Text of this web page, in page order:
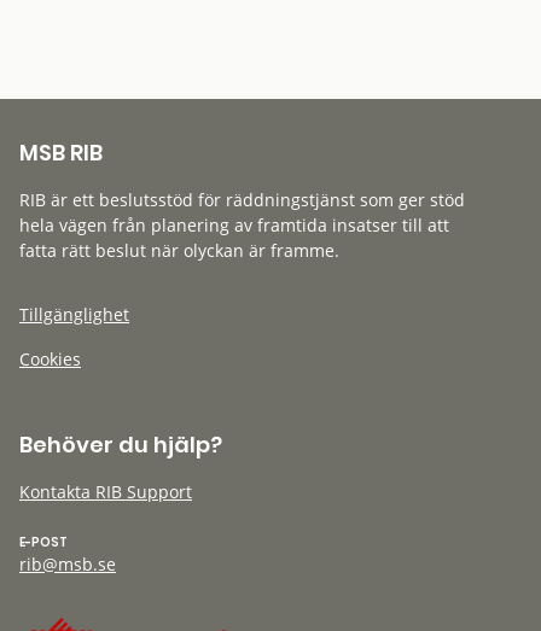
MSB RIB
RIB är ett beslutsstöd för räddningstjänst som ger stöd
hela vägen från planering av framtida insatser till att
fatta rätt beslut när olyckan är framme.
Tillgänglighet
Cookies
Behöver du hjälp?
Kontakta RIB Support
E-POST
rib@msb.se